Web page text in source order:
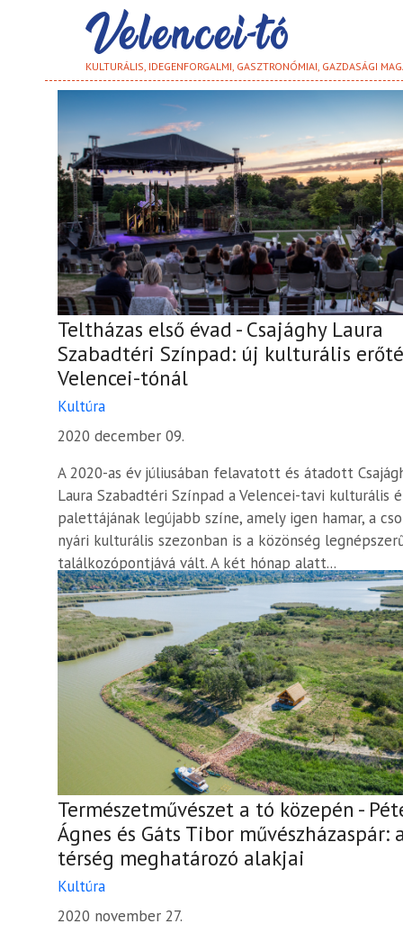
KULTURÁLIS, IDEGENFORGALMI, GASZTRONÓMIAI, GAZDASÁGI
Teltházas első évad - Csajághy Laura
Szabadtéri Színpad: új kulturális
Velencei-tónál
Kultúra
2020 december 09.
A 2020-as év júliusában felavatott és átadott
Laura Szabadtéri Színpad a Velencei-tavi kulturális
palettájának legújabb színe, amely igen hamar, a
nyári kulturális szezonban is a közönség
találkozópontjává vált. A két hónap alatt...
Természetművészet a tó közepén -
Ágnes és Gáts Tibor művészházaspár:
térség meghatározó alakjai
Kultúra
2020 november 27.